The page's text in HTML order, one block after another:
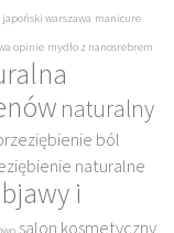
warszawa manicure
opinie mydło z nanosrebrem
naturalny
ból
naturalne
i
salon kosmetyczny